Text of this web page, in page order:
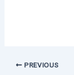
PREVIOUS